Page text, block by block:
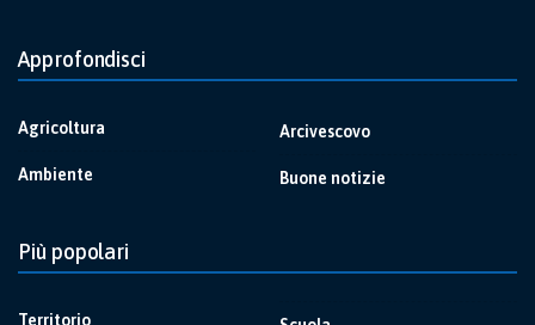
Approfondisci
Agricoltura
Ambiente
Arcivescovo
Buone notizie
Più popolari
Territorio